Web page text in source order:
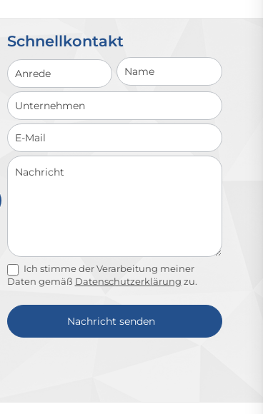
Schnellkontakt
Schnellkontakt
Ich stimme der Verarbeitung meiner
Daten gemäß Datenschutzerklärung zu.
Nachricht senden